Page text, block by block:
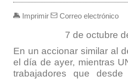
Imprimir Correo electrónico
7 de octubre
En un accionar similar al
el día de ayer, mientras
trabajadores que